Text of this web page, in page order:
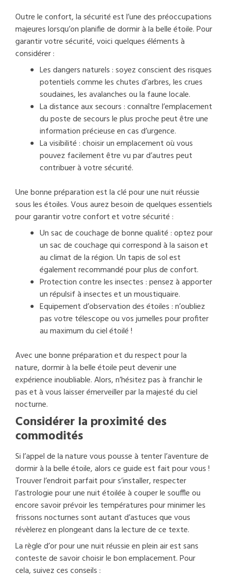
Outre le confort, la sécurité est l’une des préoccupations
majeures lorsqu’on planifie de dormir à la belle étoile. Pour
garantir votre sécurité, voici quelques éléments à
considérer :
Les dangers naturels : soyez conscient des risques
potentiels comme les chutes d’arbres, les crues
soudaines, les avalanches ou la faune locale.
La distance aux secours : connaître l’emplacement
du poste de secours le plus proche peut être une
information précieuse en cas d’urgence.
La visibilité : choisir un emplacement où vous
pouvez facilement être vu par d’autres peut
contribuer à votre sécurité.
Une bonne préparation est la clé pour une nuit réussie
sous les étoiles. Vous aurez besoin de quelques essentiels
pour garantir votre confort et votre sécurité :
Un sac de couchage de bonne qualité : optez pour
un sac de couchage qui correspond à la saison et
au climat de la région. Un tapis de sol est
également recommandé pour plus de confort.
Protection contre les insectes : pensez à apporter
un répulsif à insectes et un moustiquaire.
Equipement d’observation des étoiles : n’oubliez
pas votre télescope ou vos jumelles pour profiter
au maximum du ciel étoilé !
Avec une bonne préparation et du respect pour la
nature, dormir à la belle étoile peut devenir une
expérience inoubliable. Alors, n’hésitez pas à franchir le
pas et à vous laisser émerveiller par la majesté du ciel
nocturne.
Considérer la proximité des
commodités
Si l’appel de la nature vous pousse à tenter l’aventure de
dormir à la belle étoile, alors ce guide est fait pour vous !
Trouver l’endroit parfait pour s’installer, respecter
l’astrologie pour une nuit étoilée à couper le souffle ou
encore savoir prévoir les températures pour minimer les
frissons nocturnes sont autant d’astuces que vous
révèlerez en plongeant dans la lecture de ce texte.
La règle d’or pour une nuit réussie en plein air est sans
conteste de savoir choisir le bon emplacement. Pour
cela, suivez ces conseils :